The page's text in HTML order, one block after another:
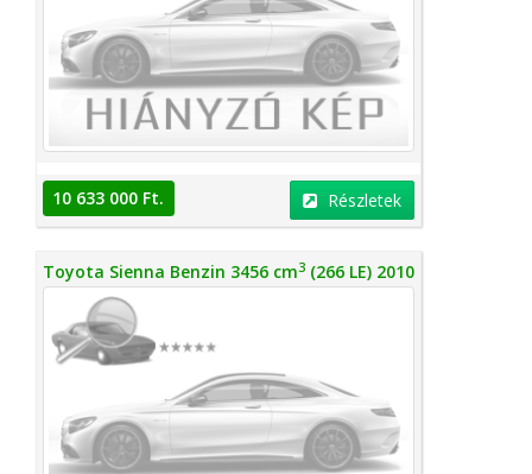
10 633 000 Ft. Részletek
Toyota Sienna Benzin 3456 cm3 (266 LE) 2010